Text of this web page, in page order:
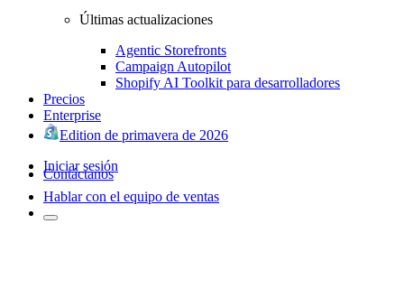
Últimas actualizaciones
Agentic Storefronts
Campaign Autopilot
Shopify AI Toolkit para desarrolladores
Precios
Enterprise
Edition de primavera de 2026
Iniciar sesión
Contáctanos
Hablar con el equipo de ventas